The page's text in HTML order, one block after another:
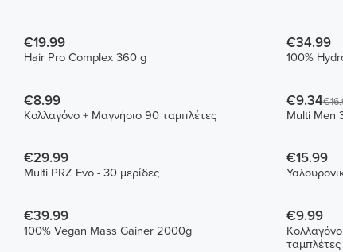
€19.99
Hair Pro Complex 360 g
€34.99
100%
€8.99
Κολλαγόνο + Μαγνήσιο 90 ταμπλέτες
€9.34
Multi Men
€29.99
Multi PRZ Evo - 30 μερίδες
€15.99
€39.99
100% Vegan Mass Gainer 2000g
€9.99
ταμπλέτες